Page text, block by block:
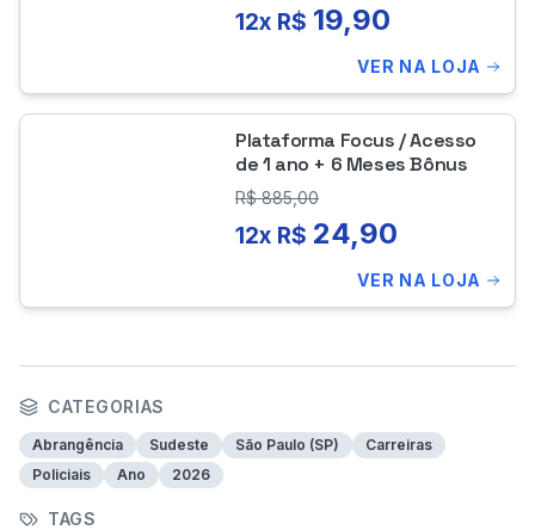
12x R$ 19,90
VER NA LOJA
Plataforma Focus / Acesso
de 1 ano + 6 Meses Bônus
R$885,00
12x R$ 24,90
VER NA LOJA
CATEGORIAS
Abrangência Sudeste São Paulo (SP)
Carreiras
Policiais
Ano 2026
TAGS